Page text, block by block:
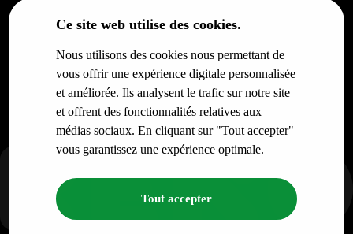
Ce site web utilise des cookies.
Nous utilisons des cookies nous permettant de
vous offrir une expérience digitale personnalisée
et améliorée. Ils analysent le trafic sur notre site
et offrent des fonctionnalités relatives aux
médias sociaux. En cliquant sur "Tout accepter"
vous garantissez une expérience optimale.
Tout accepter